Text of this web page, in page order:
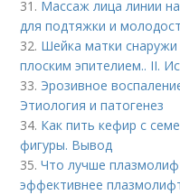
31. Массаж лица линии
для подтяжки и
32. Шейка матки
плоским эпителием.. II.
33. Эрозивное
Этиология и патогенез
34. Как пить кефир с
фигуры. Вывод
35.Что лучше
эффективнее